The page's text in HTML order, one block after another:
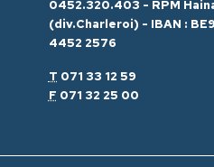
0452.320.403 - RPM
(div.Charleroi) - IBAN :
4452 2576
T 071 33 12 59
F 071 32 25 00